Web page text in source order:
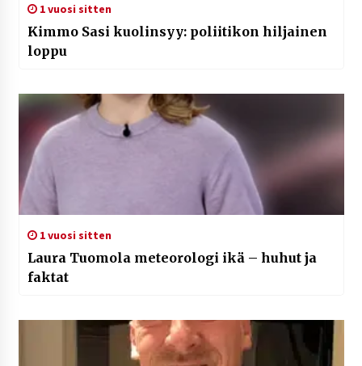
1 vuosi sitten
Kimmo Sasi kuolinsyy: poliitikon hiljainen
loppu
1 vuosi sitten
Laura Tuomola meteorologi ikä – huhut ja
faktat